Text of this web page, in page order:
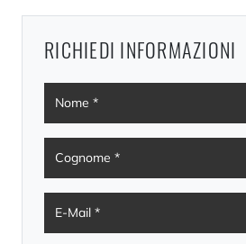
RICHIEDI INFORMAZIONI